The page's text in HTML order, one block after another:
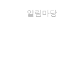
알림마당